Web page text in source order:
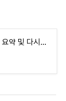
오징어게임 시즌2 6화 줄거리 요약 및 다시보기